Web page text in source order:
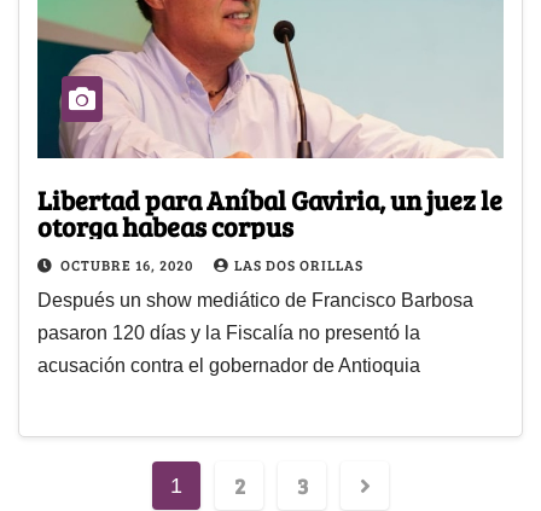
Libertad para Aníbal Gaviria, un juez le
otorga habeas corpus
OCTUBRE 16, 2020 LAS DOS ORILLAS
Después un show mediático de Francisco Barbosa
pasaron 120 días y la Fiscalía no presentó la
acusación contra el gobernador de Antioquia
1 2 3